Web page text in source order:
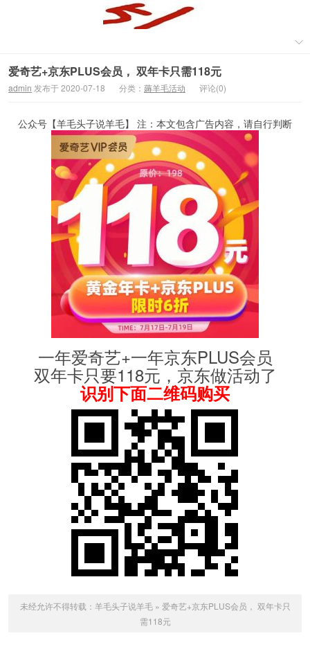
爱奇艺+京东PLUS会员， 双年卡只需118元
admin 发布于 2020-07-18 分类： 薅羊毛活动 评论(0)
公众号【羊毛头子说羊毛】 注：本文包含广告内容，请自行判断
一年爱奇艺+一年京东PLUS会员
双年卡只要118元，京东做活动了
识别下面二维码购买
未经允许不得转载： 羊毛头子说羊毛» 爱奇艺+京东PLUS会员， 双年卡只
需118元